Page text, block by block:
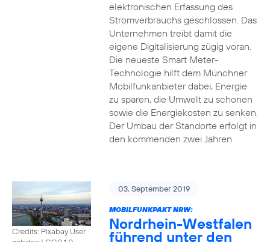
elektronischen Erfassung des
Stromverbrauchs geschlossen. Das
Unternehmen treibt damit die
eigene Digitalisierung zügig voran.
Die neueste Smart Meter-
Technologie hilft dem Münchner
Mobilfunkanbieter dabei, Energie
zu sparen, die Umwelt zu schonen
sowie die Energiekosten zu senken.
Der Umbau der Standorte erfolgt in
den kommenden zwei Jahren.
Credits: Pixabay User
03. September 2019
MOBILFUNKPAKT NRW:
Nordrhein-Westfalen
führend unter den